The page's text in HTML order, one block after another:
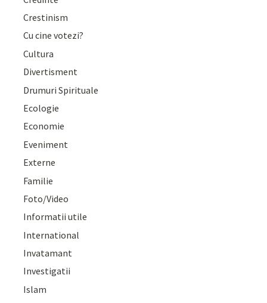
Crestinism
Cu cine votezi?
Cultura
Divertisment
Drumuri Spirituale
Ecologie
Economie
Eveniment
Externe
Familie
Foto/Video
Informatii utile
International
Invatamant
Investigatii
Islam